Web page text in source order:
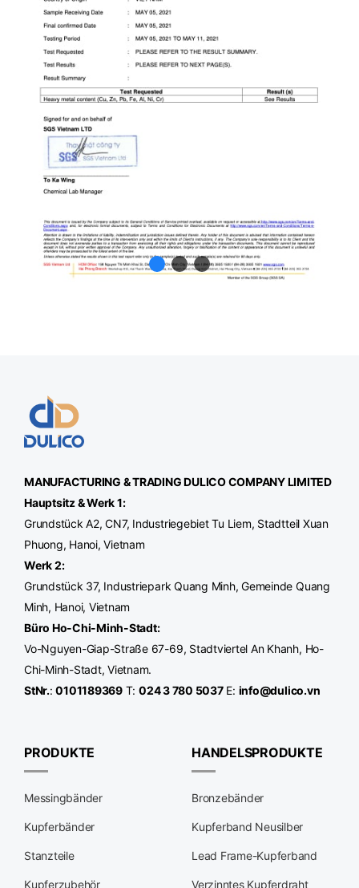
MANUFACTURING & TRADINGDULICOCOMPANY LIMITED
Hauptsitz & Werk 1:
Grundstück A2, CN7, Industriegebiet Tu Liem, Stadtteil Xuan
Phuong, Hanoi, Vietnam
Werk2:
Grundstück 37, Industriepark Quang Minh, Gemeinde Quang
Minh, Hanoi, Vietnam
Büro Ho-Chi-Minh-Stadt:
Vo-Nguyen-Giap-Straße 67-69, Stadtviertel An Khanh, Ho-
Chi-Minh-Stadt, Vietnam.
StNr.:0101189369T: 024 3 780 5037E: info@dulico.vn
PRODUKTE
Messingbänder
Kupferbänder
Stanzteile
Kupferzubehör
HANDELSPRODUKTE
Bronzebänder
Kupferband Neusilber
Lead Frame-Kupferband
Verzinntes Kupferdraht